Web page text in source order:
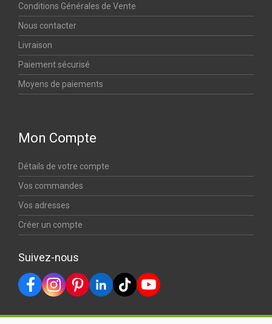
Conditions Générales de Vente
Nous contacter
Livraison
Paiement sécurisé
Moyens de paiements
Mon Compte
Détails de votre compte
Vos commandes
Vos adresses
Créer un compte
Suivez-nous